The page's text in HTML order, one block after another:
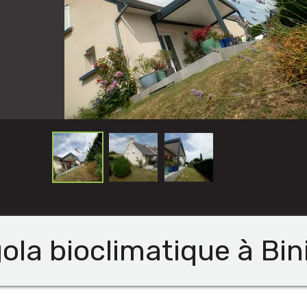
bioclimatique à